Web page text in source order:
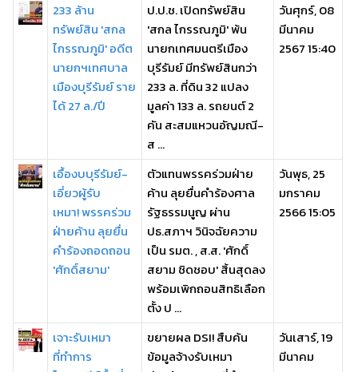
233 ล้าน
ทรัพย์สิน 'สกล
ไกรรณภูมิ' อดีต
นายกฯเทศบาล
เมืองบุรีรัมย์ ราย
ได้ 27 ล./ปี
ป.ป.ช. เปิดทรัพย์สิน
'สกล ไกรรณภูมิ' พ้น
นายกเทศมนตรีเมือง
บุรีรัมย์ มีทรัพย์สินกว่า
233 ล. ที่ดิน 32 แปลง
มูลค่า 133 ล. รถยนต์ 2
คัน สะสมแหวนอัญมณี-
ส ...
วันศุกร์, 08
มีนาคม
2567 15:40
เอื้องบบุรีรัมย์-
เอี่ยวผู้รับ
เหมา! พรรคร่วม
ฝ่ายค้าน ลุยยื่น
คำร้องถอดถอน
'ศักดิ์สยาม'
ตัวแทนพรรคร่วมฝ่าย
ค้าน ลุยยื่นคำร้องศาล
รัฐธรรมนูญ ผ่าน
ปธ.สภาฯ วินิจฉัยความ
เป็น รมต. , ส.ส. 'ศักดิ์
สยาม ชิดชอบ' สิ้นสุดลง
พร้อมเพิกถอนสิทธิเลือก
ตั้ง ป ...
วันพุธ, 25
มกราคม
2566 15:05
เจาะรับเหมา
ที่ทำการ
ขยายผล DSI! สืบค้น
ข้อมูลจ้างรับเหมา
วันเสาร์, 19
มีนาคม